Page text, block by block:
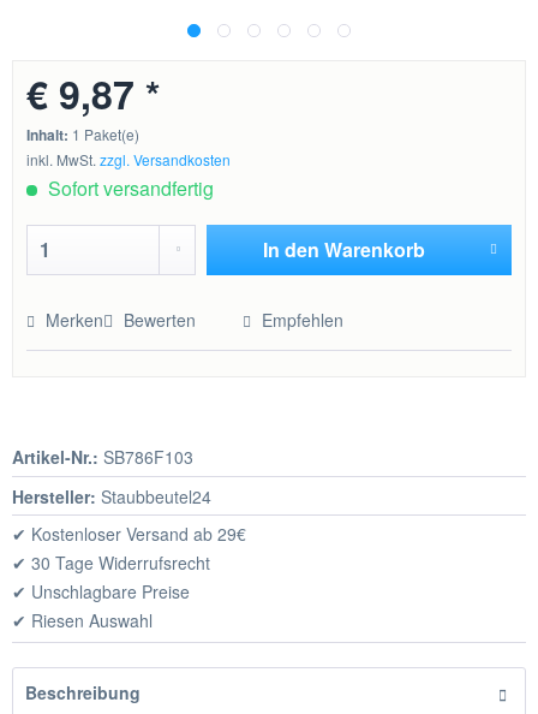
€ 9,87 *
Inhalt: 1 Paket(e)
inkl. MwSt.zzgl. Versandkosten
Sofort versandfertig
In den Warenkorb
Merken Bewerten Empfehlen
Artikel-Nr.: SB786F103
Hersteller: Staubbeutel24
✔ Kostenloser Versand ab 29€
✔ 30 Tage Widerrufsrecht
✔ Unschlagbare Preise
✔ Riesen Auswahl
Beschreibung